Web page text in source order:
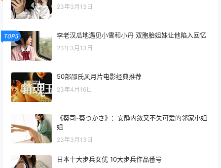
23年3月13日
TOP3 李老汉瓜地遇见小雪和小丹 双胞胎姐妹让他陷入回忆
23年3月13日
50部邵氏风月片电影经典推荐
23年4月16日
《葵司-葵つかさ》：安静内敛又不失可爱的邻家小姐
姐
23年3月13日
日本十大步兵女优 10大步兵作品番号